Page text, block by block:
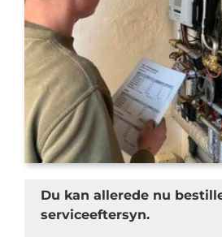
Du kan allerede nu
serviceeftersyn.